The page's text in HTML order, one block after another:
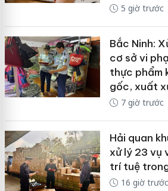
5 giờ trước
Bắc Ninh:
cơ sở vi
thực phẩm
gốc, xuất
7 giờ trước
Hải quan
xử lý 23 vụ
trí tuệ
16 giờ trước